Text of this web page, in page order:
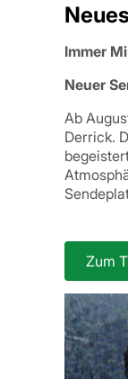
Immer
Neuer
Ab
Derrick.
Zum